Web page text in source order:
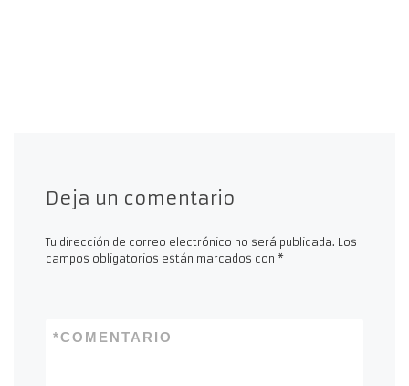
Deja un comentario
Tu dirección de correo electrónico no será publicada. Los
campos obligatorios están marcados con *
COMENTARIO
*